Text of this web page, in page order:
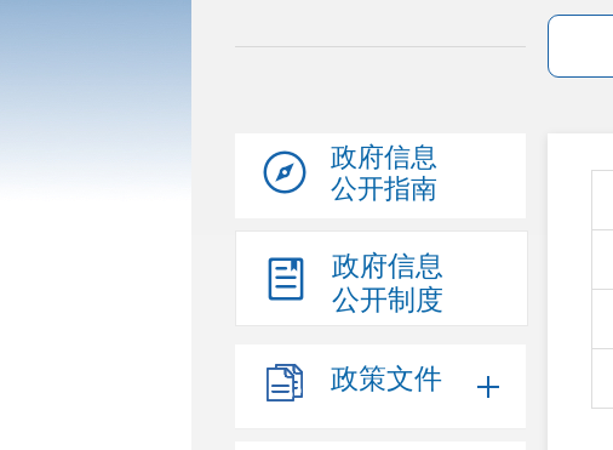
政府信息
公开指南
政府信息
公开制度
政策文件